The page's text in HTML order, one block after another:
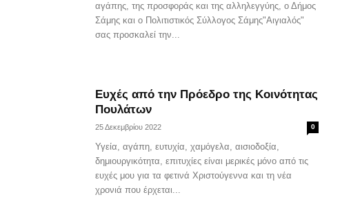
αγάπης, της προσφοράς και της αλληλεγγύης, ο Δήμος
Σάμης και ο Πολιτιστικός Σύλλογος Σάμης"Αιγιαλός"
σας προσκαλεί την...
Ευχές από την Πρόεδρο της Κοινότητας
Πουλάτων
25 Δεκεμβρίου 2022 0
Υγεία, αγάπη, ευτυχία, χαμόγελα, αισιοδοξία,
δημιουργικότητα, επιτυχίες είναι μερικές μόνο από τις
ευχές μου για τα φετινά Χριστούγεννα και τη νέα
χρονιά που έρχεται...